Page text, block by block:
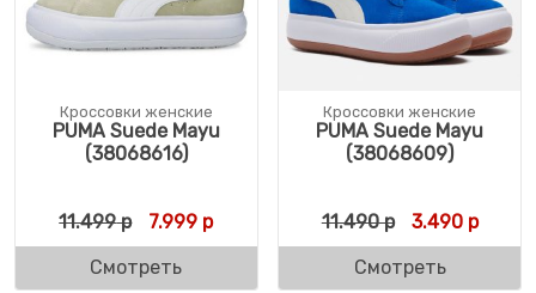
Кроссовки женские
PUMA Suede Mayu
(38068616)
11.499р Первоначальная цена составляла 11.499
7.999 рТекущая цена: 7.999 р.
Смотреть
Кроссовки женские
PUMA Suede Mayu
(38068609)
11.490р 3.490р
Смотреть